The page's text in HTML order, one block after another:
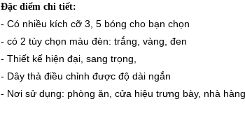
Đặc điểm chi tiết:
- Có nhiều kích cỡ 3, 5 bóng cho bạn chọn
- có 2 tùy chọn màu đèn: trắng, vàng, đen
- Thiết kế hiện đại, sang trọng,
- Dây thả điều chỉnh được độ dài ngắn
- Nơi sử dụng: phòng ăn, cửa hiệu trưng bày, nhà